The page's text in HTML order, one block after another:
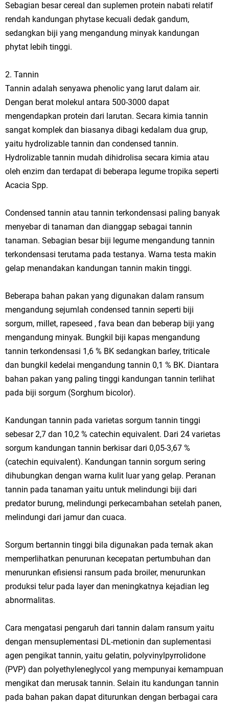
Sebagian besar cereal dan suplemen protein nabati relatif
rendah kandungan phytase kecuali dedak gandum,
sedangkan biji yang mengandung minyak kandungan
phytat lebih tinggi.
2. Tannin
Tannin adalah senyawa phenolic yang larut dalam air.
Dengan berat molekul antara 500-3000 dapat
mengendapkan protein dari larutan. Secara kimia tannin
sangat komplek dan biasanya dibagi kedalam dua grup,
yaitu hydrolizable tannin dan condensed tannin.
Hydrolizable tannin mudah dihidrolisa secara kimia atau
oleh enzim dan terdapat di beberapa legume tropika seperti
Acacia Spp.
Condensed tannin atau tannin terkondensasi paling banyak
menyebar di tanaman dan dianggap sebagai tannin
tanaman. Sebagian besar biji legume mengandung tannin
terkondensasi terutama pada testanya. Warna testa makin
gelap menandakan kandungan tannin makin tinggi.
Beberapa bahan pakan yang digunakan dalam ransum
mengandung sejumlah condensed tannin seperti biji
sorgum, millet, rapeseed , fava bean dan beberap biji yang
mengandung minyak. Bungkil biji kapas mengandung
tannin terkondensasi 1,6 % BK sedangkan barley, triticale
dan bungkil kedelai mengandung tannin 0,1 % BK. Diantara
bahan pakan yang paling tinggi kandungan tannin terlihat
pada biji sorgum (Sorghum bicolor).
Kandungan tannin pada varietas sorgum tannin tinggi
sebesar 2,7 dan 10,2 % catechin equivalent. Dari 24 varietas
sorgum kandungan tannin berkisar dari 0,05-3,67 %
(catechin equivalent). Kandungan tannin sorgum sering
dihubungkan dengan warna kulit luar yang gelap. Peranan
tannin pada tanaman yaitu untuk melindungi biji dari
predator burung, melindungi perkecambahan setelah panen,
melindungi dari jamur dan cuaca.
Sorgum bertannin tinggi bila digunakan pada ternak akan
memperlihatkan penurunan kecepatan pertumbuhan dan
menurunkan efisiensi ransum pada broiler, menurunkan
produksi telur pada layer dan meningkatnya kejadian leg
abnormalitas.
Cara mengatasi pengaruh dari tannin dalam ransum yaitu
dengan mensuplementasi DL-metionin dan suplementasi
agen pengikat tannin, yaitu gelatin, polyvinylpyrrolidone
(PVP) dan polyethyleneglycol yang mempunyai kemampuan
mengikat dan merusak tannin. Selain itu kandungan tannin
pada bahan pakan dapat diturunkan dengan berbagai cara